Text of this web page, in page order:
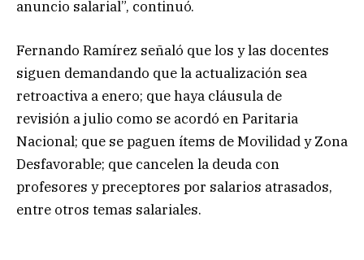
anuncio salarial”, continuó.
Fernando Ramírez señaló que los y las docentes
siguen demandando que la actualización sea
retroactiva a enero; que haya cláusula de
revisión a julio como se acordó en Paritaria
Nacional; que se paguen ítems de Movilidad y Zona
Desfavorable; que cancelen la deuda con
profesores y preceptores por salarios atrasados,
entre otros temas salariales.